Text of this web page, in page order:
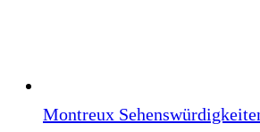
Montreux